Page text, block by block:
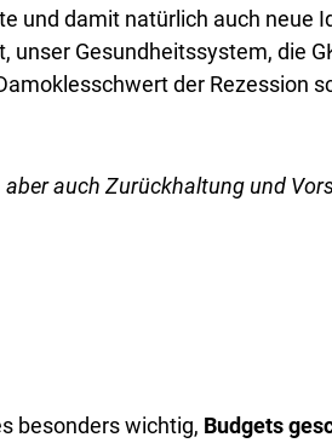
und damit natürlich auch neue
unser Gesundheitssystem, die
der Rezession
auch Zurückhaltung und
besonders wichtig, Budgets